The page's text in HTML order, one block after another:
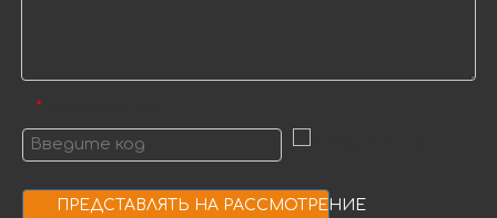
*
ПРЕДСТАВЛЯТЬ НА РАССМОТРЕНИЕ